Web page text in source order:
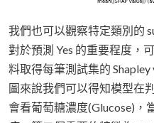
我們也可以觀察特定類別的
對於預測 Yes 的重要程度，
料取得每筆測試集的
圖來說我們可以得知模型在
會看葡萄糖濃度(Glucose)，